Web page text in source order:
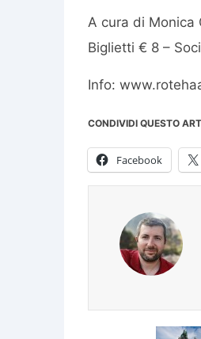
A cura di Monica
Biglietti € 8 –
Info:
CONDIVIDI QUESTO
Facebook